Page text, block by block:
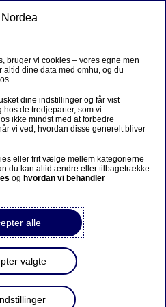
inte på svenska.
& AI
rugekasse for
iværksættere
bruger vi cookies – vores egne men
altid dine data med omhu, og du
dine indstillinger og får vist
de tredjeparter, som vi
ikke mindst med at forbedre
vi ved, hvordan disse generelt bliver
eller frit vælge mellem kategorierne
du kan altid ændre eller tilbagetrække
og hvordan vi behandler
alle
valgte